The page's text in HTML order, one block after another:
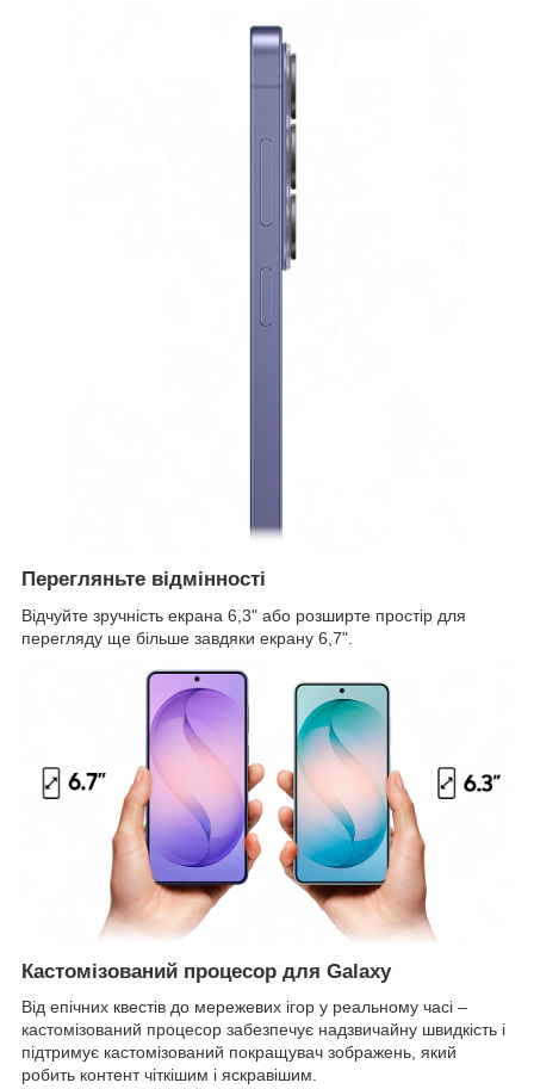
Перегляньте відмінності
Відчуйте зручність екрана 6,3" або розширте простір для
перегляду ще більше завдяки екрану 6,7".
Кастомізований процесор для Galaxy
Від епічних квестів до мережевих ігор у реальному часі –
кастомізований процесор забезпечує надзвичайну швидкість і
підтримує кастомізований покращувач зображень, який
робить контент чіткішим і яскравішим.